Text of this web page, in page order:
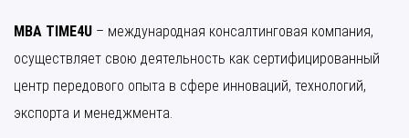
MBA TIME4U – международная консалтинговая компания,
осуществляет свою деятельность как сертифицированный
центр передового опыта в сфере инноваций, технологий,
экспорта и менеджмента.